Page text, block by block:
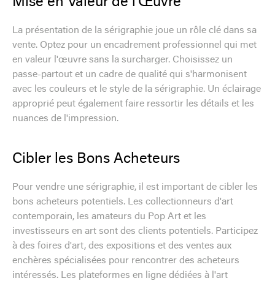
La présentation de la sérigraphie joue un rôle clé dans sa
vente. Optez pour un encadrement professionnel qui met
en valeur l'œuvre sans la surcharger. Choisissez un
passe-partout et un cadre de qualité qui s'harmonisent
avec les couleurs et le style de la sérigraphie. Un éclairage
approprié peut également faire ressortir les détails et les
nuances de l'impression.
Cibler les Bons Acheteurs
Pour vendre une sérigraphie, il est important de cibler les
bons acheteurs potentiels. Les collectionneurs d'art
contemporain, les amateurs du Pop Art et les
investisseurs en art sont des clients potentiels. Participez
à des foires d'art, des expositions et des ventes aux
enchères spécialisées pour rencontrer des acheteurs
intéressés. Les plateformes en ligne dédiées à l'art